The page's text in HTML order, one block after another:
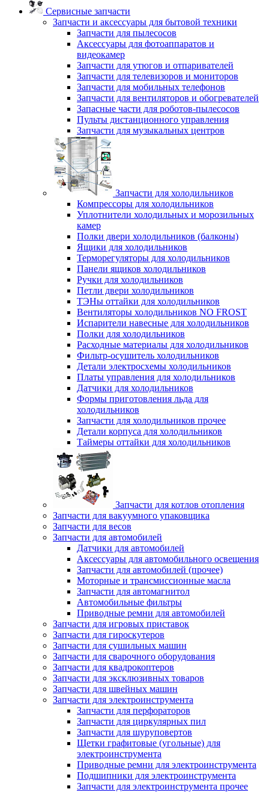
Сервисные запчасти
Запчасти и аксессуары для бытовой техники
Запчасти для пылесосов
Аксессуары для фотоаппаратов и
видеокамер
Запчасти для утюгов и отпаривателей
Запчасти для телевизоров и мониторов
Запчасти для мобильных телефонов
Запчасти для вентиляторов и обогревателей
Запасные части для роботов-пылесосов
Пульты дистанционного управления
Запчасти для музыкальных центров
Запчасти для холодильников
Компрессоры для холодильников
Уплотнители холодильных и морозильных
камер
Полки двери холодильников (балконы)
Ящики для холодильников
Терморегуляторы для холодильников
Панели ящиков холодильников
Ручки для холодильников
Петли двери холодильников
ТЭНы оттайки для холодильников
Вентиляторы холодильников NO FROST
Испарители навесные для холодильников
Полки для холодильников
Расходные материалы для холодильников
Фильтр-осушитель холодильников
Детали электросхемы холодильников
Платы управления для холодильников
Датчики для холодильников
Формы приготовления льда для
холодильников
Запчасти для холодильников прочее
Детали корпуса для холодильников
Таймеры оттайки для холодильников
Запчасти для котлов отопления
Запчасти для вакуумного упаковщика
Запчасти для весов
Запчасти для автомобилей
Датчики для автомобилей
Аксессуары для автомобильного освещения
Запчасти для автомобилей (прочее)
Моторные и трансмиссионные масла
Запчасти для автомагнитол
Автомобильные фильтры
Приводные ремни для автомобилей
Запчасти для игровых приставок
Запчасти для гироскутеров
Запчасти для сушильных машин
Запчасти для сварочного оборудования
Запчасти для квадрокоптеров
Запчасти для эксклюзивных товаров
Запчасти для швейных машин
Запчасти для электроинструмента
Запчасти для перфораторов
Запчасти для циркулярных пил
Запчасти для шуруповертов
Щетки графитовые (угольные) для
электроинструмента
Приводные ремни для электроинструмента
Подшипники для электроинструмента
Запчасти для электроинструмента прочее